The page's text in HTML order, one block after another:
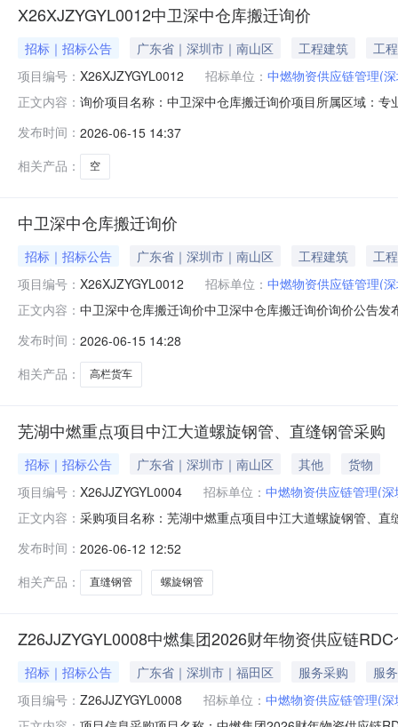
X26XJZYGYL0012中卫深中仓库搬迁询价
招标｜招标公告 广东省｜深圳市｜南山区 工程建筑
工程
项目编号： X26XJZYGYL0012 招标单位： 中燃物资供应链管理(
正文内容： 询价项目名称：中卫深中仓库搬迁询价项目所属区域：
2026-06-1618:15:00相关要求：序号物料编码货物名称
发布时间： 2026-06-15 14:37
相关产品：
空
中卫深中仓库搬迁询价
招标｜招标公告 广东省｜深圳市｜南山区 工程建筑
工程
项目编号： X26XJZYGYL0012 招标单位： 中燃物资供应链管理(
正文内容： 中卫深中仓库搬迁询价中卫深中仓库搬迁询价询价公告
物资供应链管理（深圳）有限公司询价人地址：深圳市
发布时间： 2026-06-15 14:28
相关产品：
高栏货车
芜湖中燃重点项目中江大道螺旋钢管、直缝钢管采购
招标｜招标公告 广东省｜深圳市｜南山区 其他
货物
项目编号： X26JJZYGYL0004 招标单位： 中燃物资供应链管理(
正文内容： 采购项目名称：芜湖中燃重点项目中江大道螺旋钢管、
人：采购方式：竞价采购公告开始时间：2026-06-
发布时间： 2026-06-12 12:52
相关产品：
直缝钢管 螺旋钢管
Z26JJZYGYL0008中燃集团2026财年物资供应链
招标｜招标公告 广东省｜深圳市｜福田区 服务采购
服务
项目编号： Z26JJZYGYL0008 招标单位： 中燃物资供应链管理(